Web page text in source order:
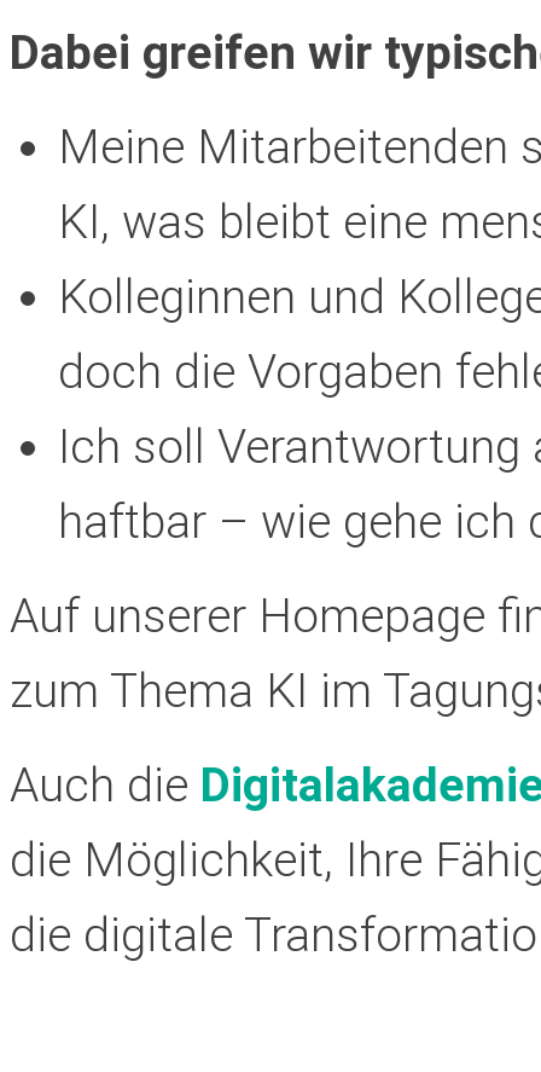
Dabei greifen wir
Meine Mitarbeitenden
KI, was bleibt eine
Kolleginnen und
doch die Vorgaben
Ich soll Verantwortung
haftbar – wie gehe ich
Auf unserer Homepage
zum Thema KI im
Auch die
die Möglichkeit, Ihre
die digitale